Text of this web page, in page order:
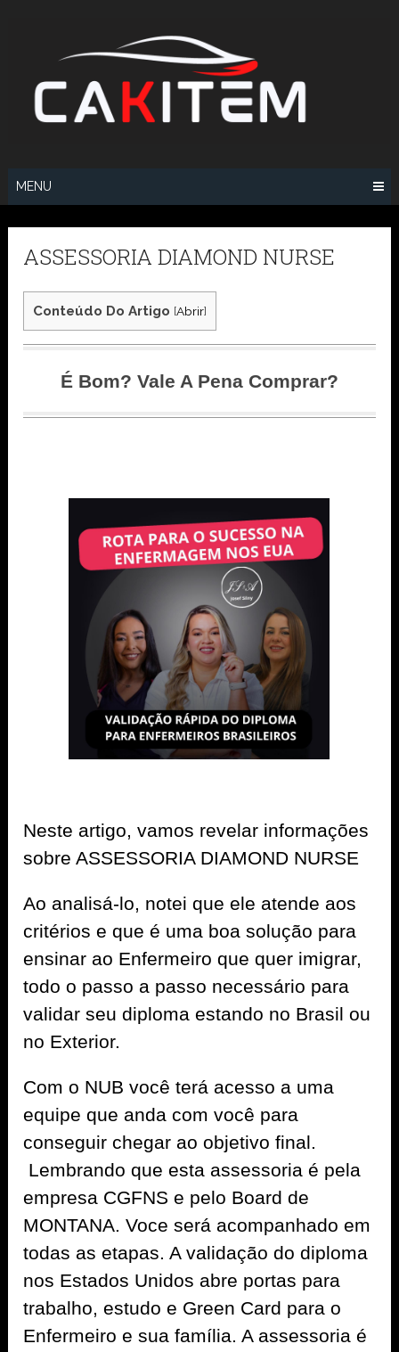
MENU
ASSESSORIA DIAMOND NURSE
Conteúdo Do Artigo [Abrir]
É Bom? Vale A Pena Comprar?
Neste artigo, vamos revelar informações
sobre ASSESSORIA DIAMOND NURSE
Ao analisá-lo, notei que ele atende aos
critérios e que é uma boa solução para
ensinar ao Enfermeiro que quer imigrar,
todo o passo a passo necessário para
validar seu diploma estando no Brasil ou
no Exterior.
Com o NUB você terá acesso a uma
equipe que anda com você para
conseguir chegar ao objetivo final.
Lembrando que esta assessoria é pela
empresa CGFNS e pelo Board de
MONTANA. Voce será acompanhado em
todas as etapas. A validação do diploma
nos Estados Unidos abre portas para
trabalho, estudo e Green Card para o
Enfermeiro e sua família. A assessoria é